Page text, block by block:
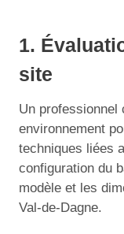
1.
site
Un professionnel
environnement
techniques liées
configuration du
modèle et les
Val-de-Dagne.